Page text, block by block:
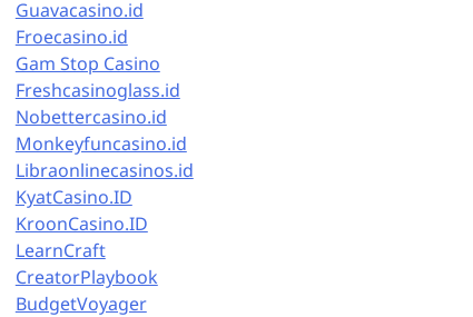
Guavacasino.id
Froecasino.id
Gam Stop Casino
Freshcasinoglass.id
Nobettercasino.id
Monkeyfuncasino.id
Libraonlinecasinos.id
KyatCasino.ID
KroonCasino.ID
LearnCraft
CreatorPlaybook
BudgetVoyager